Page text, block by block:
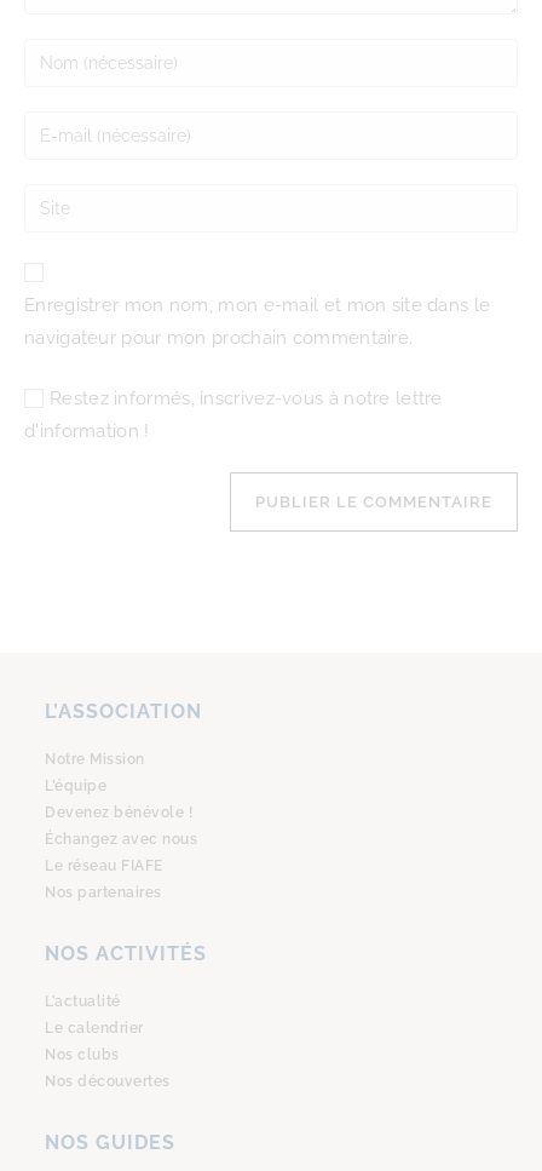
Enregistrer mon nom, mon e-mail et mon site dans le
navigateur pour mon prochain commentaire.
Restez informés, inscrivez-vous à notre lettre
d'information !
L’ASSOCIATION
Notre Mission
L’équipe
Devenez bénévole !
Échangez avec nous
Le réseau FIAFE
Nos partenaires
NOS ACTIVITÉS
L’actualité
Le calendrier
Nos clubs
Nos découvertes
NOS GUIDES